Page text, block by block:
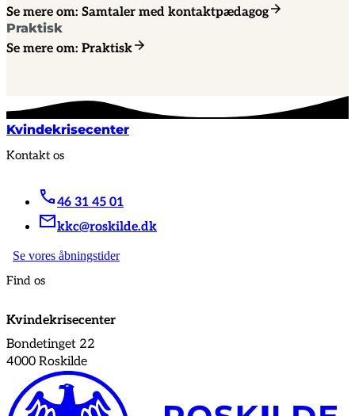
Se mere om: Samtaler med kontaktpædagog
Praktisk
Se mere om: Praktisk
Kvindekrisecenter
Kontakt os
46 31 45 01
kkc@roskilde.dk
Se vores åbningstider
Find os
Kvindekrisecenter
Bondetinget 22
4000 Roskilde